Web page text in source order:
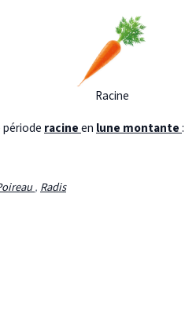
Racine
racineen lune montante:
, Radis